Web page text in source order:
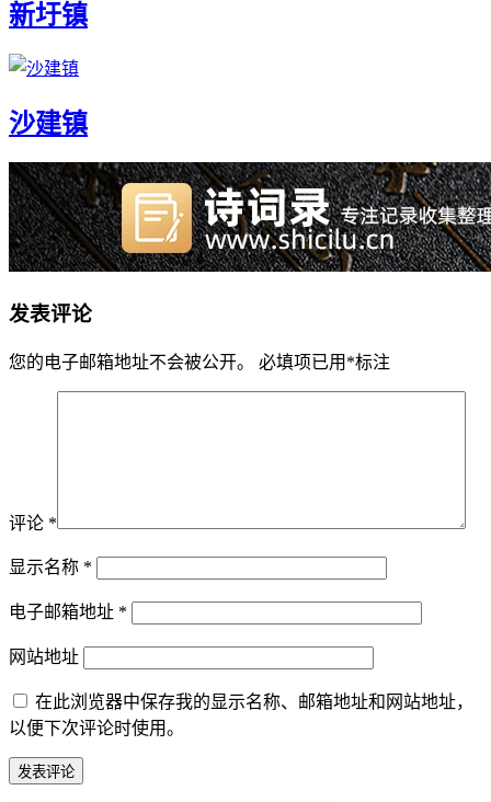
新圩镇
沙建镇
发表评论
您的电子邮箱地址不会被公开。 必填项已用 *标注
评论 *
显示名称 *
电子邮箱地址 *
网站地址
在此浏览器中保存我的显示名称、邮箱地址和网站地址，
以便下次评论时使用。